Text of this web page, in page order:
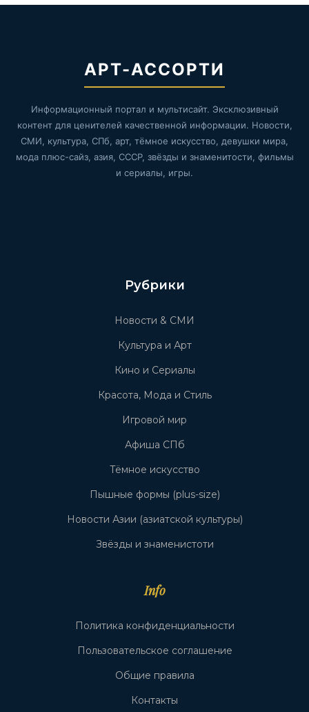
АРТ-АССОРТИ
Информационный портал и мультисайт. Эксклюзивный
контент для ценителей качественной информации. Новости,
СМИ, культура, СПб, арт, тёмное искусство, девушки мира,
мода плюс-сайз, азия, СССР, звёзды и знаменитости, фильмы
и сериалы, игры.
Рубрики
Новости & СМИ
Культура и Арт
Кино и Сериалы
Красота, Мода и Стиль
Игровой мир
Афиша СПб
Тёмное искусство
Пышные формы (plus-size)
Новости Азии (азиатской культуры)
Звёзды и знаменистоти
Info
Политика конфиденциальности
Пользовательское соглашение
Общие правила
Контакты